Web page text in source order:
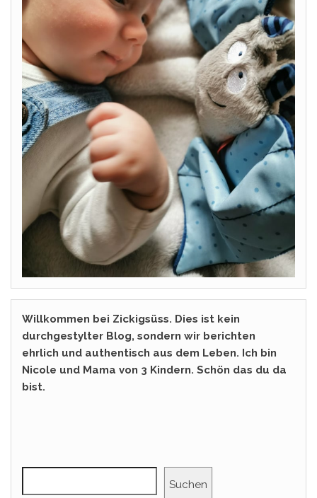
Willkommen bei Zickigsüss. Dies ist kein
durchgestylter Blog, sondern wir berichten
ehrlich und authentisch aus dem Leben. Ich bin
Nicole und Mama von 3 Kindern. Schön das du da
bist.
Suchen